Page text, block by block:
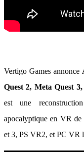
Vertigo Games annonce
Quest 2, Meta Quest
est une
apocalyptique en VR de
et 3, PS VR2, et PC VR